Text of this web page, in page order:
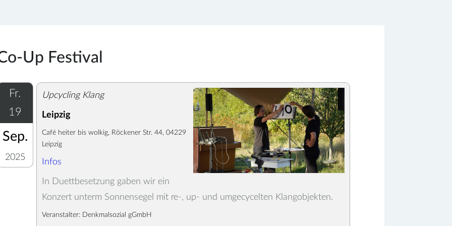
Up Festival
Fr.
19
Sep.
2025
Upcycling Klang
Leipzig
Café heiter bis wolkig, Röckener Str. 44, 04229
Leipzig
Infos
In Duettbesetzung gaben wir ein
Konzert unterm Sonnensegel mit re-, up- und umgecycelten Klangobjekten.
Veranstalter: Denkmalsozial gGmbH